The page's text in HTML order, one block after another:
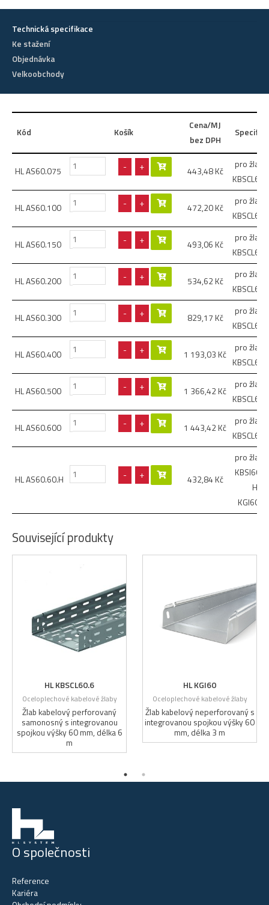
Technická specifikace
Ke stažení
Objednávka
Velkoobchody
Kód Košík
Cena/MJ
bez DPH
HL AS60.075 - + 443,48 Kč
pro žlaby
HL AS60.100 - + 472,20 Kč
pro žlaby
HL AS60.150 - + 493,06 Kč
pro žlaby
HL AS60.200 - + 534,62 Kč
pro žlaby
HL AS60.300 - + 829,17 Kč
pro žlaby
HL AS60.400 - + 1 193,03 Kč
pro žlaby
HL AS60.500 - + 1 366,42 Kč
pro žlaby
HL AS60.600 - + 1 443,42 Kč
pro žlaby
HL AS60.60.H - + 432,84 Kč
pro žlaby
HL
Související produkty
HL KBSCL60.6
Oceloplechové kabelové žlaby
Žlab kabelový perforovaný
samonosný s integrovanou
spojkou výšky 60 mm, délka 6
m
HL KGI60
Oceloplechové kabelové žlaby
Žlab kabelový neperforovaný s
integrovanou spojkou výšky 60
mm, délka 3 m
O společnosti
Reference
Kariéra